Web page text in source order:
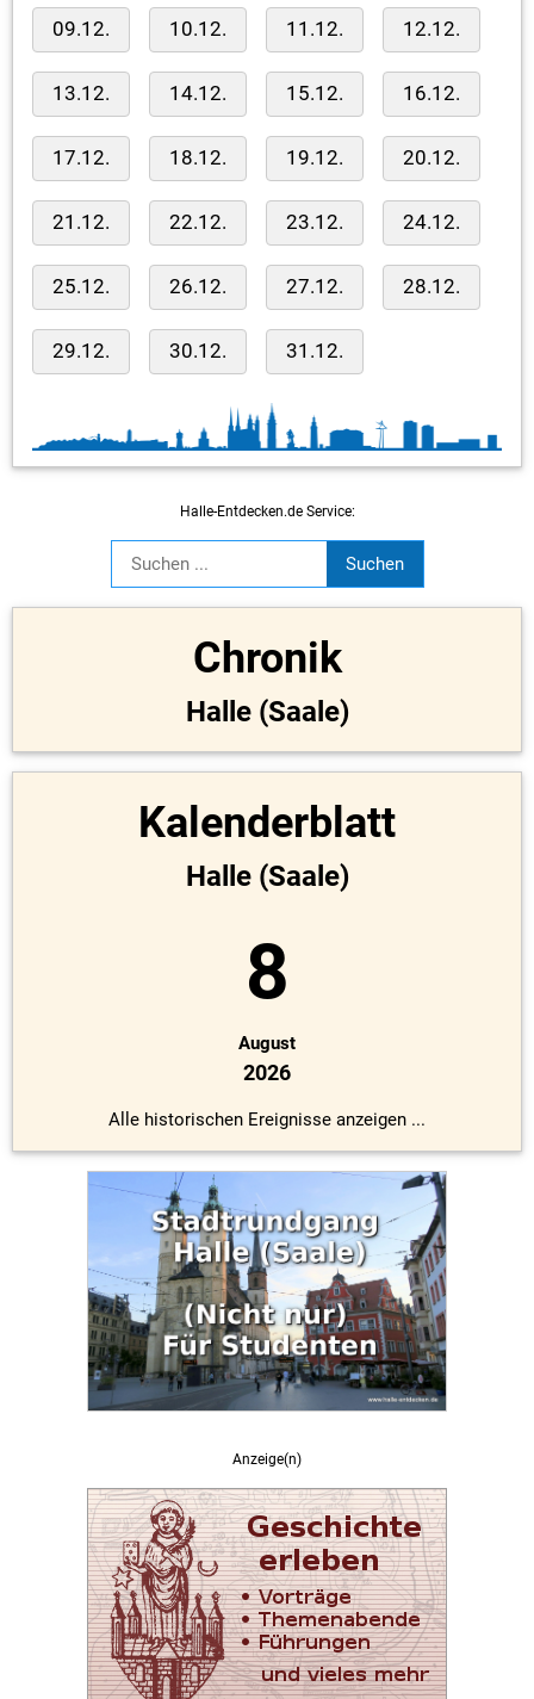
09.12. 10.12. 11.12. 12.12.
13.12. 14.12. 15.12. 16.12.
17.12. 18.12. 19.12. 20.12.
21.12. 22.12. 23.12. 24.12.
25.12. 26.12. 27.12. 28.12.
29.12. 30.12. 31.12.
Halle-Entdecken.de Service:
Chronik
Halle (Saale)
Kalenderblatt
Halle (Saale)
8
August
2026
Alle historischen Ereignisse anzeigen ...
Anzeige(n)